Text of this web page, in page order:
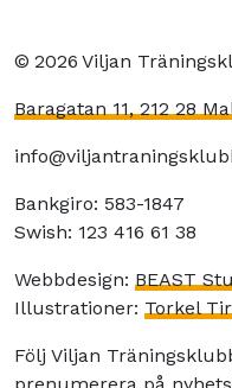
© 2026 Viljan
Baragatan 11, 212 28
Bankgiro: 583-1847
Swish: 123 416 61 38
Webbdesign: BEAST
Illustrationer: Torkel
Följ Viljan